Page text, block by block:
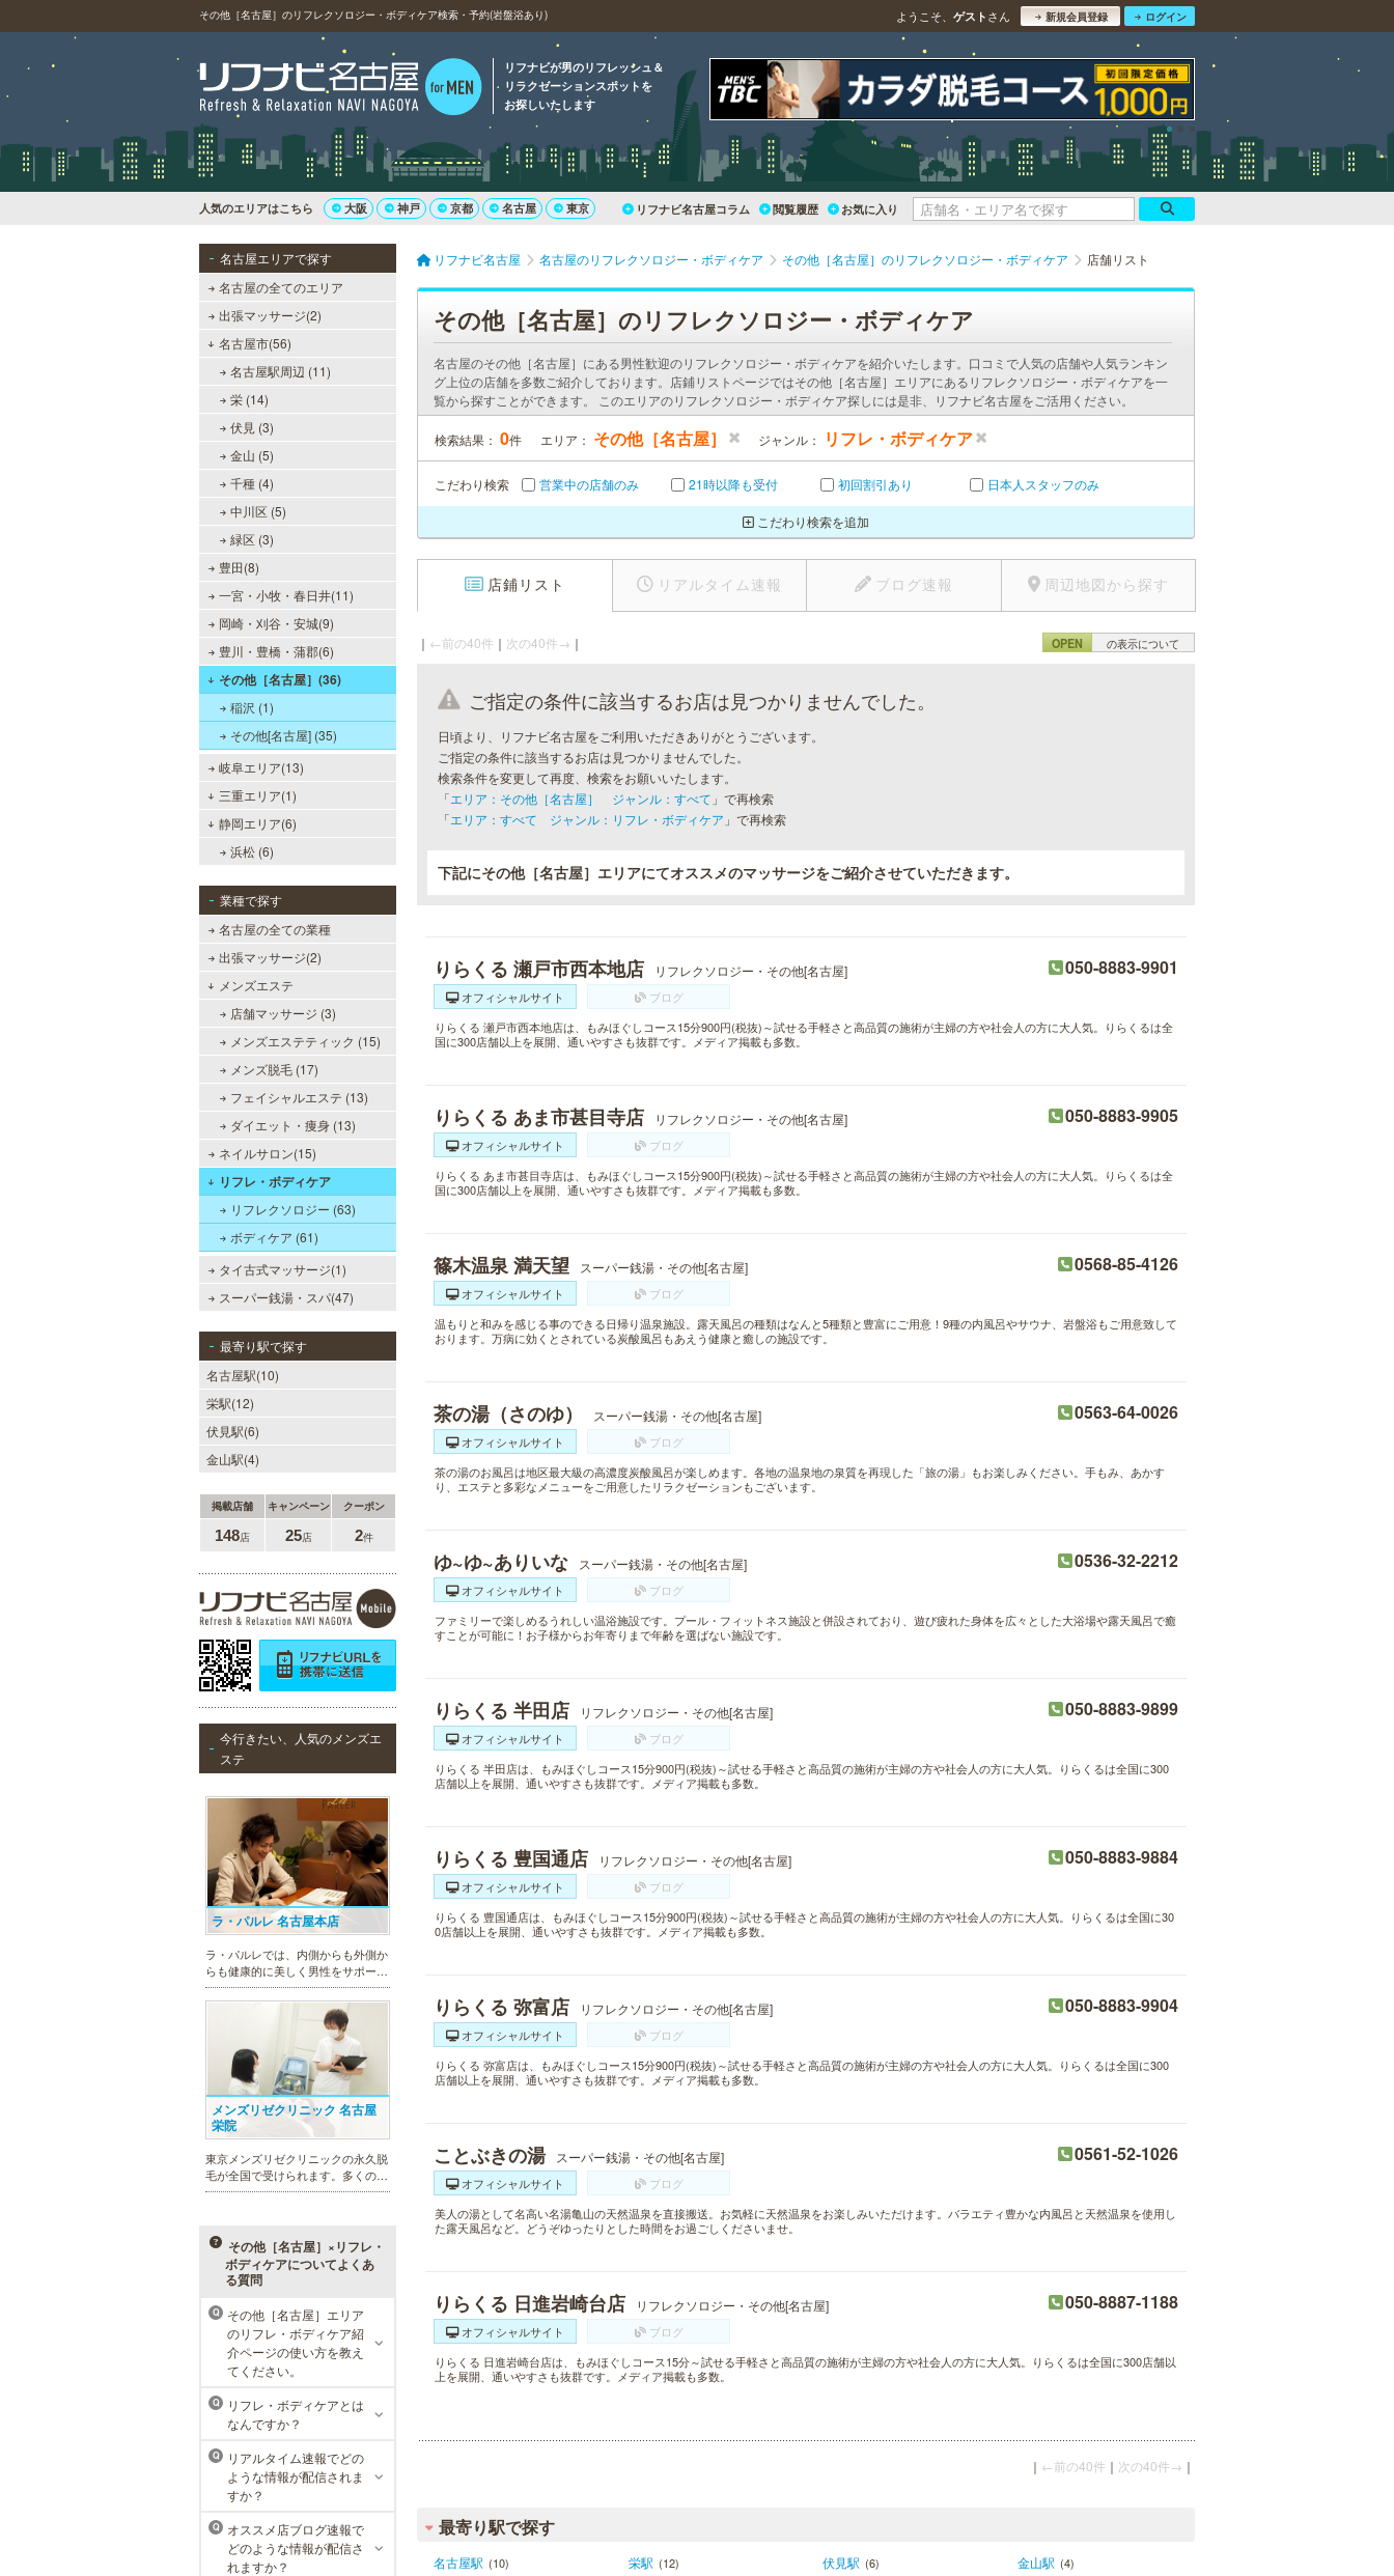
その他［名古屋］のリフレクソロジー・ボディケア検索・予約(岩盤浴あり) ようこそ、 ゲスト さん 新規会員登録 ログイン
リフナビが男のリフレッシュ＆
リラクゼーションスポットを
お探しいたします
人気のエリアはこちら 大阪 神戸 京都 名古屋 東京 リフナビ名古屋コラム 閲覧履歴 お気に入り
名古屋エリアで探す
名古屋の全てのエリア
出張マッサージ(2)
名古屋市(56)
名古屋駅周辺 (11)
栄 (14)
伏見 (3)
金山 (5)
千種 (4)
中川区 (5)
緑区 (3)
豊田(8)
一宮・小牧・春日井(11)
岡崎・刈谷・安城(9)
豊川・豊橋・蒲郡(6)
その他［名古屋］(36)
稲沢 (1)
その他[名古屋] (35)
岐阜エリア(13)
三重エリア(1)
静岡エリア(6)
浜松 (6)
業種で探す
名古屋の全ての業種
出張マッサージ(2)
メンズエステ
店舗マッサージ (3)
メンズエステティック (15)
メンズ脱毛 (17)
フェイシャルエステ (13)
ダイエット・痩身 (13)
ネイルサロン(15)
リフレ・ボディケア
リフレクソロジー (63)
ボディケア (61)
タイ古式マッサージ(1)
スーパー銭湯・スパ(47)
最寄り駅で探す
名古屋駅(10)
栄駅(12)
伏見駅(6)
金山駅(4)
掲載店舗 キャンペーン クーポン
148店 25店 2件
今行きたい、人気のメンズエ
ステ
ラ・パルレ 名古屋本店
ラ・パルレでは、内側からも外側か
らも健康的に美しく男性をサポー
ト。脱メタボリックやダイエット、
マッチョコースやにきび内外コー
ス、アロマトリートメント等多彩な
メニューをご用意。お得な体験コー
スも多数！
メンズリゼクリニック 名古屋
栄院
東京メンズリゼクリニックの永久脱
毛が全国で受けられます。多くの男
性患者様にご支持頂き、新宿1院か
展開するクリニックになりました。
MEN’S TBC 名古屋本店
メンズTBCは、創業以来男性の健康
的な美を追究してきました。豊富な
脱毛メニューを始め、フェイシャル
ケア、下腹引き締め等、各種お得な
体験コースを取り揃えています。選
べる種類の多さで初めての方も安心
です。
その他［名古屋］×リフレ・
ボディケアについてよくあ
る質問
Q
その他［名古屋］エリア
のリフレ・ボディケア紹
介ページの使い方を教え
てください。
Q
リフレ・ボディケアとは
なんですか？
Q
リアルタイム速報でどの
ような情報が配信されま
すか？
Q
オススメ店ブログ速報で
どのような情報が配信さ
れますか？
リフナビ名古屋 名古屋のリフレクソロジー・ボディケア その他［名古屋］のリフレクソロジー・ボディケア 店舗リスト
その他［名古屋］のリフレクソロジー・ボディケア
名古屋のその他［名古屋］にある男性歓迎のリフレクソロジー・ボディケアを紹介いたします。口コミで人気の店舗や人気ランキン
グ上位の店舗を多数ご紹介しております。店鋪リストページではその他［名古屋］エリアにあるリフレクソロジー・ボディケアを一
覧から探すことができます。 このエリアのリフレクソロジー・ボディケア探しには是非、リフナビ名古屋をご活用ください。
検索結果： 0件 エリア： その他［名古屋］ ジャンル： リフレ・ボディケア
こだわり検索 営業中の店舗のみ 21時以降も受付 初回割引あり 日本人スタッフのみ
こだわり検索を追加
店鋪リスト リアルタイム速報 ブログ速報 周辺地図から探す
｜ ←前の40件 ｜ 次の40件→ ｜ OPEN の表示について
ご指定の条件に該当するお店は見つかりませんでした。
日頃より、リフナビ名古屋をご利用いただきありがとうございます。
ご指定の条件に該当するお店は見つかりませんでした。
検索条件を変更して再度、検索をお願いいたします。
「エリア：その他［名古屋］ ジャンル：すべて 」で再検索
「エリア：すべて ジャンル：リフレ・ボディケア 」で再検索
下記にその他［名古屋］エリアにてオススメのマッサージをご紹介させていただきます。
りらくる 瀬戸市西本地店 リフレクソロジー・その他[名古屋] 050-8883-9901
オフィシャルサイト
ブログ
りらくる 瀬戸市西本地店は、もみほぐしコース15分900円(税抜)～試せる手軽さと高品質の施術が主婦の方や社会人の方に大人気。りらくるは全
国に300店舗以上を展開、通いやすさも抜群です。メディア掲載も多数。
りらくる あま市甚目寺店 リフレクソロジー・その他[名古屋] 050-8883-9905
オフィシャルサイト
ブログ
りらくる あま市甚目寺店は、もみほぐしコース15分900円(税抜)～試せる手軽さと高品質の施術が主婦の方や社会人の方に大人気。りらくるは全
国に300店舗以上を展開、通いやすさも抜群です。メディア掲載も多数。
篠木温泉 満天望 スーパー銭湯・その他[名古屋] 0568-85-4126
オフィシャルサイト
ブログ
温もりと和みを感じる事のできる日帰り温泉施設。露天風呂の種類はなんと5種類と豊富にご用意！9種の内風呂やサウナ、岩盤浴もご用意致して
おります。万病に効くとされている炭酸風呂もあえう健康と癒しの施設です。
茶の湯（さのゆ） スーパー銭湯・その他[名古屋] 0563-64-0026
オフィシャルサイト
ブログ
茶の湯のお風呂は地区最大級の高濃度炭酸風呂が楽しめます。各地の温泉地の泉質を再現した「旅の湯」もお楽しみください。手もみ、あかす
り、エステと多彩なメニューをご用意したリラクゼーションもございます。
ゆ~ゆ~ありいな スーパー銭湯・その他[名古屋] 0536-32-2212
オフィシャルサイト
ブログ
ファミリーで楽しめるうれしい温浴施設です。プール・フィットネス施設と併設されており、遊び疲れた身体を広々とした大浴場や露天風呂で癒
すことが可能に！お子様からお年寄りまで年齢を選ばない施設です。
りらくる 半田店 リフレクソロジー・その他[名古屋] 050-8883-9899
オフィシャルサイト
ブログ
りらくる 半田店は、もみほぐしコース15分900円(税抜)～試せる手軽さと高品質の施術が主婦の方や社会人の方に大人気。りらくるは全国に300
店舗以上を展開、通いやすさも抜群です。メディア掲載も多数。
りらくる 豊国通店 リフレクソロジー・その他[名古屋] 050-8883-9884
オフィシャルサイト
ブログ
りらくる 豊国通店は、もみほぐしコース15分900円(税抜)～試せる手軽さと高品質の施術が主婦の方や社会人の方に大人気。りらくるは全国に30
0店舗以上を展開、通いやすさも抜群です。メディア掲載も多数。
りらくる 弥富店 リフレクソロジー・その他[名古屋] 050-8883-9904
オフィシャルサイト
ブログ
りらくる 弥富店は、もみほぐしコース15分900円(税抜)～試せる手軽さと高品質の施術が主婦の方や社会人の方に大人気。りらくるは全国に300
店舗以上を展開、通いやすさも抜群です。メディア掲載も多数。
ことぶきの湯 スーパー銭湯・その他[名古屋] 0561-52-1026
オフィシャルサイト
ブログ
美人の湯として名高い名湯亀山の天然温泉を直接搬送。お気軽に天然温泉をお楽しみいただけます。バラエティ豊かな内風呂と天然温泉を使用し
た露天風呂など。どうぞゆったりとした時間をお過ごしくださいませ。
りらくる 日進岩崎台店 リフレクソロジー・その他[名古屋] 050-8887-1188
オフィシャルサイト
ブログ
りらくる 日進岩崎台店は、もみほぐしコース15分～試せる手軽さと高品質の施術が主婦の方や社会人の方に大人気。りらくるは全国に300店舗以
上を展開、通いやすさも抜群です。メディア掲載も多数。
｜ ←前の40件 ｜ 次の40件→ ｜
最寄り駅で探す
名古屋駅 (10) 栄駅 (12) 伏見駅 (6) 金山駅 (4)